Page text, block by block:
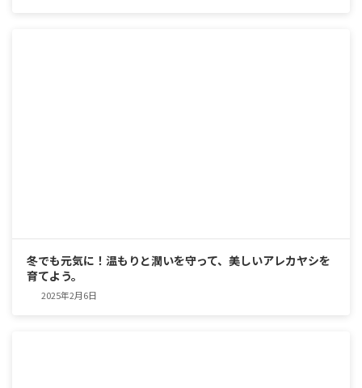
冬でも元気に！温もりと潤いを守って、美しいアレカヤシを
育てよう。
2025年2月6日